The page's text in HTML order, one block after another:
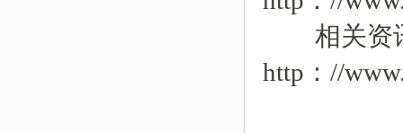
相关资
http：//